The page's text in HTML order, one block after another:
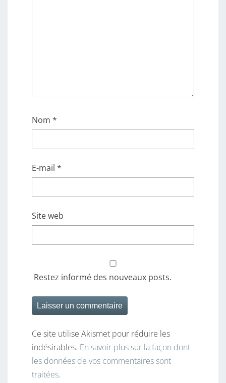
Nom *
E-mail *
Site web
Restez informé des nouveaux posts.
Ce site utilise Akismet pour réduire les
indésirables. En savoir plus sur la façon dont
les données de vos commentaires sont
traitées.